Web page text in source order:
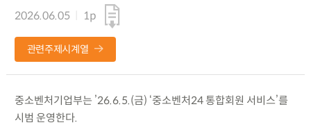
2026.06.05
1p
관련주제시계열
중소벤처기업부는 ’26.6.5.(금) ‘중소벤처24 통합회원 서비스’를
시범 운영한다.